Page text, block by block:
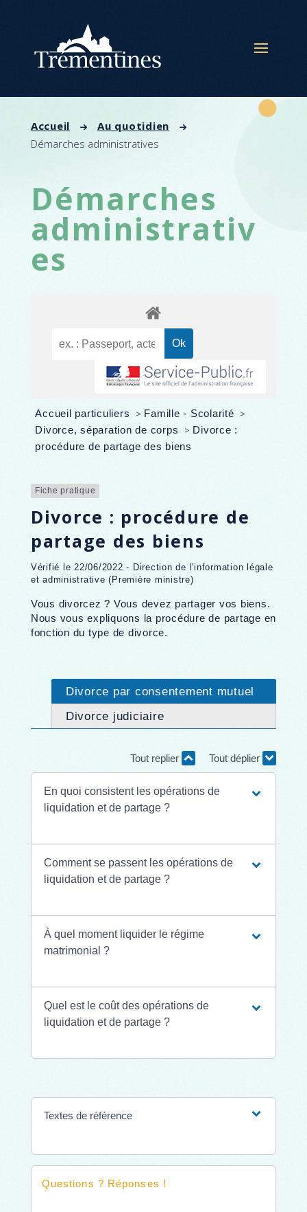
Accueil
Au quotidien
Démarches administratives
Démarches
administrativ
es
Accueil particuliers > Famille - Scolarité >
Divorce, séparation de corps > Divorce :
procédure de partage des biens
Fiche pratique
Divorce : procédure de
partage des biens
Vérifié le 22/06/2022 - Direction de l'information légale
et administrative (Première ministre)
Vous divorcez ? Vous devez partager vos biens.
Nous vous expliquons la procédure de partage en
fonction du type de divorce.
Divorce par consentement mutuel
Divorce judiciaire
Tout replier Tout déplier
En quoi consistent les opérations de
liquidation et de partage ?
Comment se passent les opérations de
liquidation et de partage ?
À quel moment liquider le régime
matrimonial ?
Quel est le coût des opérations de
liquidation et de partage ?
Textes de référence
Questions ? Réponses !